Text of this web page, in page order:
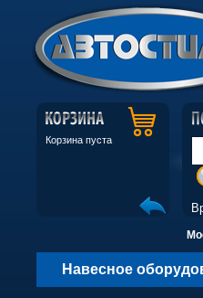
Корзина пуста
Навесное